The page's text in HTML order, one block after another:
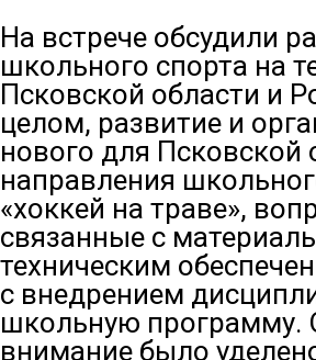
На встрече обсудили
школьного спорта на
Псковской области и
целом, развитие и
нового для Псковской
направления
«хоккей на траве»,
связанные с
техническим
с внедрением
школьную программу.
внимание было